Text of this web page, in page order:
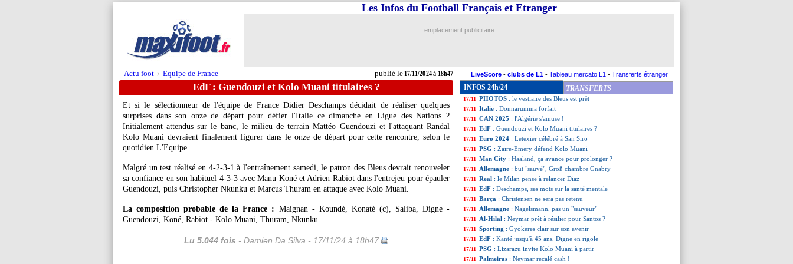
Actu foot > Equipe de France publié le17/11/2024 à 18h47
Les Infos du Football Français et Etranger
emplacement publicitaire
LiveScore - clubs de L1 - Tableau mercato L1 - Transferts étranger
EdF : Guendouzi et Kolo Muani titulaires ?
Et si le sélectionneur de l'équipe de France Didier Deschamps décidait de réaliser quelques
surprises dans son onze de départ pour défier l'Italie ce dimanche en Ligue des Nations ?
Initialement attendus sur le banc, le milieu de terrain Mattéo Guendouzi et l'attaquant Randal
Kolo Muani devraient finalement figurer dans le onze de départ pour cette rencontre, selon le
quotidien L'Equipe.
Malgré un test réalisé en 4-2-3-1 à l'entraînement samedi, le patron des Bleus devrait renouveler
sa confiance en son habituel 4-3-3 avec Manu Koné et Adrien Rabiot dans l'entrejeu pour épauler
Guendouzi, puis Christopher Nkunku et Marcus Thuram en attaque avec Kolo Muani.
La composition probable de la France : Maignan - Koundé, Konaté (c), Saliba, Digne -
Guendouzi, Koné, Rabiot - Kolo Muani, Thuram, Nkunku.
Lu 5.044 fois - Damien Da Silva - 17/11/24 à 18h47
INFOS 24h/24 TRANSFERTS
17/11 PHOTO: Mbappé derrière les Bleus
17/11 Arabie saoudite
17/11 CdF: ça passe pour Bordeaux
17/11 LdN: Italie-France, les compos
17/11 PHOTOS : le vestiaire des Bleus est prêt
17/11 Italie : Donnarumma forfait
17/11 CAN 2025 : l'Algérie s'amuse !
17/11 EdF : Guendouzi et Kolo Muani titulaires ?
17/11 Euro 2024 : Letexier célébré à San Siro
17/11 PSG : Zaïre-Emery défend Kolo Muani
17/11 Man City : Haaland, ça avance pour prolonger ?
17/11 Allemagne : but "sauvé", Groß chambre Gnabry
17/11 Real : le Milan pense à relancer Diaz
17/11 EdF : Deschamps, ses mots sur la santé mentale
17/11 Barça : Christensen ne sera pas retenu
17/11 Allemagne : Nagelsmann, pas un "sauveur"
17/11 Al-Hilal : Neymar prêt à résilier pour Santos ?
17/11 Sporting : Gyökeres clair sur son avenir
17/11 EdF : Kanté jusqu'à 45 ans, Digne en rigole
17/11 PSG : Lizarazu invite Kolo Muani à partir
17/11 Palmeiras : Neymar recalé cash !